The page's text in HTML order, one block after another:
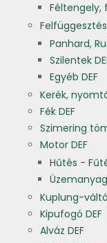
Féltengely,
Panhard,
Szilentek
Egyéb DEF
Kerék,
Fék DEF
Szimering
Motor DEF
Hűtés -
Üzemanyag
Kuplung-
Kipufogó DEF
Alváz DEF